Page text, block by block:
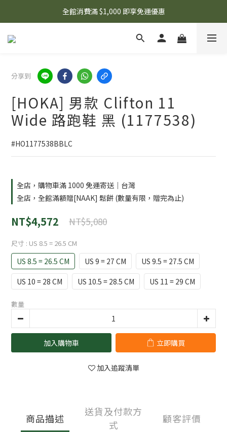
🌟 想知道現在有什麼優惠嗎？ 點擊查看最新優惠！
全館消費滿 $1,000 即享免運優惠
🌟 想知道現在有什麼優惠嗎？ 點擊查看最新優惠！
分享到
[HOKA] 男款 Clifton 11
Wide 路跑鞋 黑 (1177538)
#HO1177538BBLC
全店，購物車滿 1000 免運寄送｜台灣
全店，全館滿額贈[NAAK] 鬆餅 (數量有限，贈完為止)
NT$4,572 NT$5,080
尺寸 : US 8.5 = 26.5 CM
US 8.5 = 26.5 CM US 9 = 27 CM
US 9.5 = 27.5 CM
US 10 = 28 CM
US 10.5 = 28.5 CM US 11 = 29 CM
數量
加入購物車 立即購買
加入追蹤清單
商品描述
送貨及付款方
式
顧客評價